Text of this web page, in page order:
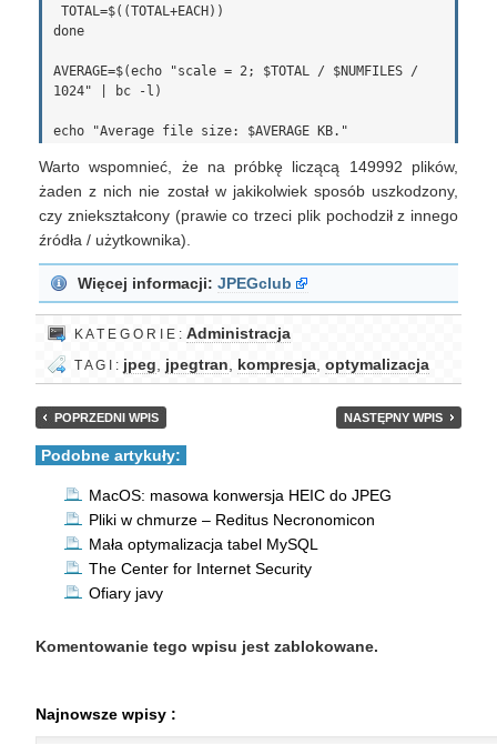
done
AVERAGE=$(echo "scale = 2; $TOTAL / $NUMFILES /
1024" | bc -l)
Warto wspomnieć, że na próbkę liczącą 149992 plików,
żaden z nich nie został w jakikolwiek sposób uszkodzony,
czy zniekształcony (prawie co trzeci plik pochodził z innego
źródła / użytkownika).
Więcej informacji: JPEGclub
K A T E G O R I E : Administracja
T A G I : jpeg jpegtran kompresja optymalizacja
POPRZEDNI WPIS NASTĘPNY WPIS
Podobne artykuły:
MacOS: masowa konwersja HEIC do JPEG
Pliki w chmurze – Reditus Necronomicon
Mała optymalizacja tabel MySQL
The Center for Internet Security
Ofiary javy
Komentowanie tego wpisu jest zablokowane.
Najnowsze wpisy :